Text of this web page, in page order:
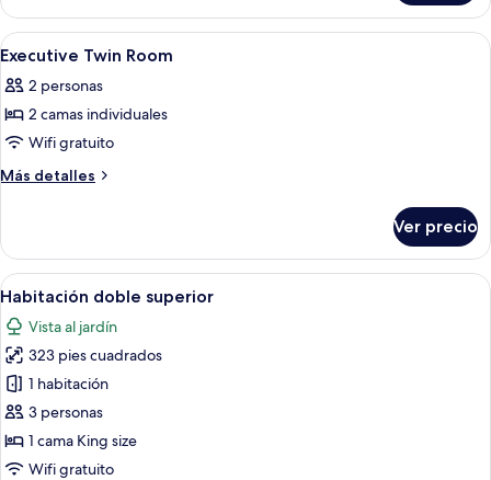
Twin
Room
Abrir
todas
las
fotos
de
Executive
Habitación de hotel con dos camas,
3
Executive Twin Room
2 personas
2 camas individuales
Wifi gratuito
Más detalles
Más
Twin
Room
Ver precio
Abrir
todas
las
fotos
de
Habitación
doble
superior
Habitación de hotel moderna con
5
Habitación doble superior
Vista al jardín
323 pies cuadrados
1 habitación
3 personas
1 cama King size
Wifi gratuito